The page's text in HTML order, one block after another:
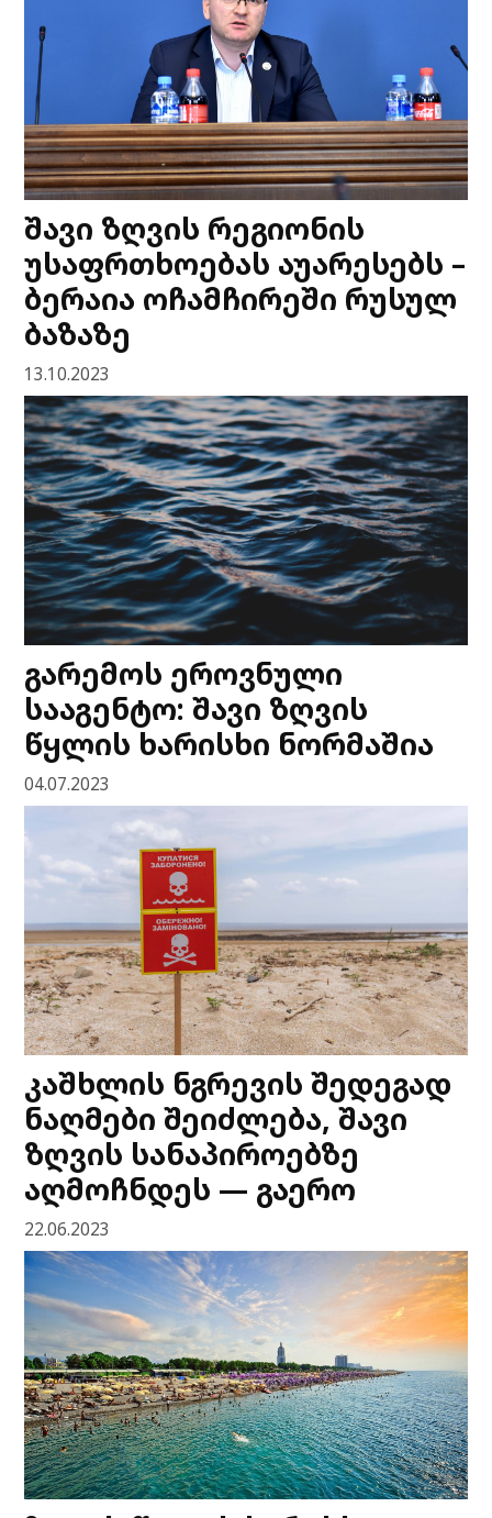
შავი ზღვის რეგიონის
უსაფრთხოებას აუარესებს –
ბერაია ოჩამჩირეში რუსულ
ბაზაზე
13.10.2023
გარემოს ეროვნული
სააგენტო: შავი ზღვის
წყლის ხარისხი ნორმაშია
04.07.2023
კაშხლის ნგრევის შედეგად
ნაღმები შეიძლება, შავი
ზღვის სანაპიროებზე
აღმოჩნდეს — გაერო
22.06.2023